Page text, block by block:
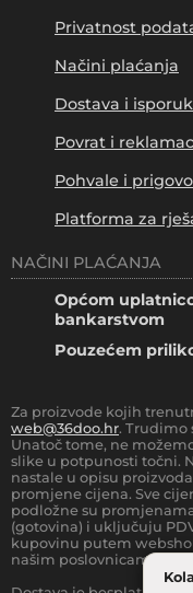
Privatnost
Načini plaćanja
Dostava i
Povrat i
Pohvale i
Platforma za
NAČINI PLAĆANJA
Općom
bankarstvom
Pouzećem
Za proizvode kojih
web@36doo.hr. Trudimo
Unatoč tome, ne
slike u potpunosti točni.
nastale u opisu
promjene cijena. Sve
podložne su
(gotovina) i uključuju
kupovinu putem
našim poslovnicama.